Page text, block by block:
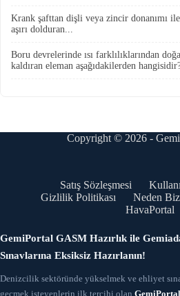
Krank şafttan dişli veya zincir donanımı
aşırı dolduran...
Boru devrelerinde ısı farklılıklarından
kaldıran eleman aşağıdakilerden
Copyright © 2026 -
Satış Sözleşmesi
Gizlilik Politikası
Neden Biz
HavaPortal
GemiPortal GASM Hazırlık ile
Sınavlarına Eksiksiz Hazırlanın!
Denizcilik sektöründe yükselmek ve ehliyet
geçmek isteyenlerin ilk tercihi olan